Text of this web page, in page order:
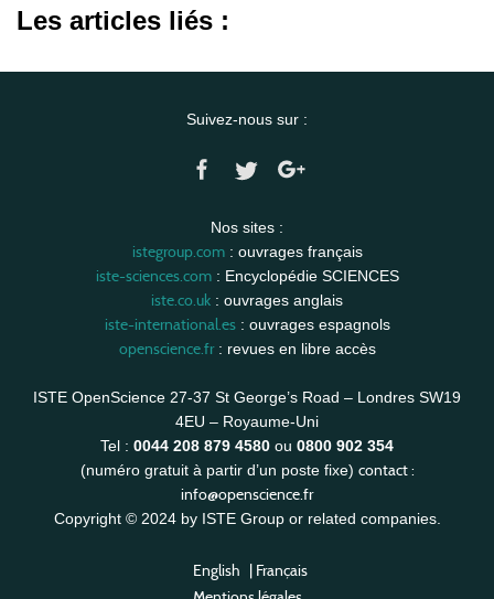
Les articles liés :
Suivez-nous sur :
Nos sites :
istegroup.com: ouvrages français
iste-sciences.com: Encyclopédie SCIENCES
iste.co.uk : ouvrages anglais
iste-international.es: ouvrages espagnols
openscience.fr: revues en libre accès
ISTE OpenScience 27-37 St George’s Road – Londres SW19
4EU – Royaume-Uni
Tel : 0044 208 879 4580 ou 0800 902 354
(numéro gratuit à partir d’un poste fixe) contact :
info@openscience.fr
Copyright © 2024 by ISTE Group or related companies.
English | Français